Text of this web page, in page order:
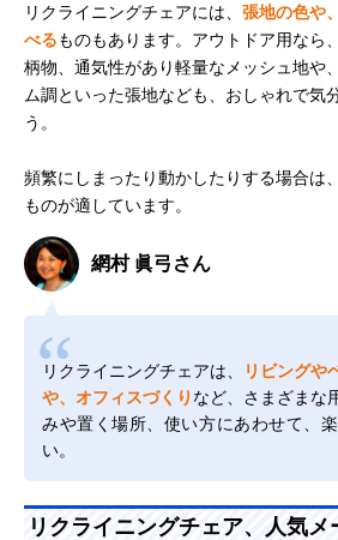
リクライニングチェアには、 張地の色や
べるものもあります。アウトドア用なら
柄物、通気性があり軽量なメッシュ地や
ム調といった張地なども、おしゃれで気
う。
頻繁にしまったり動かしたりする場合は
ものが適しています。
網村 眞弓さん
リクライニングチェアは、
リビングや
や、オフィスづくり など、さまざまな
みや置く場所、使い方にあわせて、
い。
リクライニングチェア、人気